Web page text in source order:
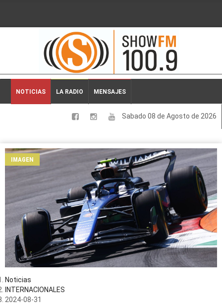
2026-08-08 20:53:50
NOTICIAS LA RADIO MENSAJES
Sabado 08 de Agosto de 2026
LOCALES
DEPORTES
ESPECTACULOS
INTERNACIONALES
IMAGEN
Noticias
INTERNACIONALES
2024-08-31